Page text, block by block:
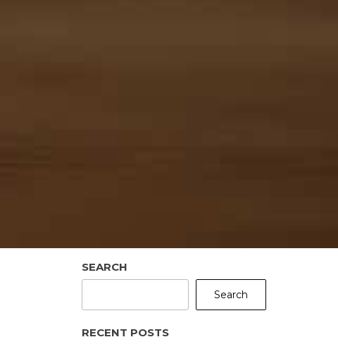
SEARCH
Search
RECENT POSTS